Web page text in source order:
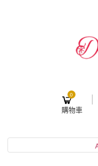
0
購物車
帳號